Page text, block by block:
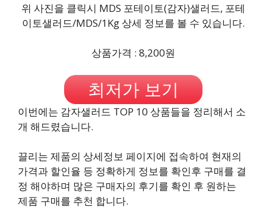
위 사진을 클릭시 MDS 포테이토(감자)샐러드, 포테
이토샐러드/MDS/1Kg 상세 정보를 볼 수 있습니다.
상품가격 : 8,200원
최저가 보기
이번에는 감자샐러드 TOP 10 상품들을 정리해서 소
개 해드렸습니다.
끌리는 제품의 상세정보 페이지에 접속하여 현재의
가격과 할인율 등 정확하게 정보를 확인후 구매를 결
정 해야하며 많은 구매자의 후기를 확인 후 원하는
제품 구매를 추천 합니다.